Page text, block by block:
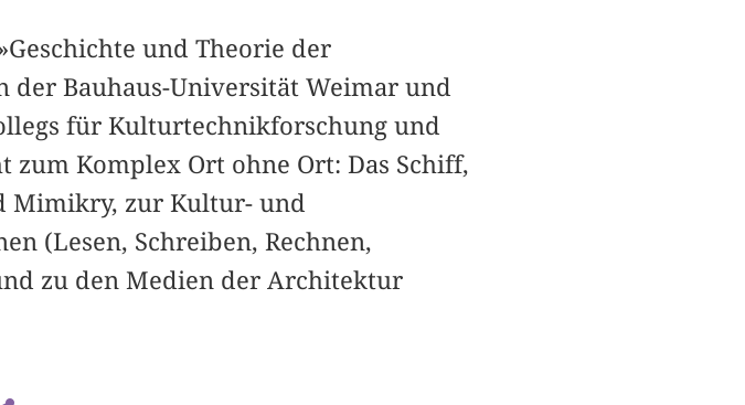
und Theorie der
Bauhaus-Universität Weimar und
für Kulturtechnikforschung und
Komplex Ort ohne Ort: Das Schiff,
Mimikry, zur Kultur- und
(Lesen, Schreiben, Rechnen,
zu den Medien der Architektur